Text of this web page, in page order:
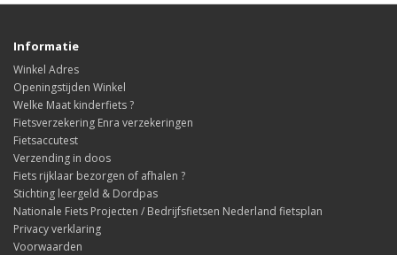
Informatie
Winkel Adres
Openingstijden Winkel
Welke Maat kinderfiets ?
Fietsverzekering Enra verzekeringen
Fietsaccutest
Verzending in doos
Fiets rijklaar bezorgen of afhalen ?
Stichting leergeld & Dordpas
Nationale Fiets Projecten / Bedrijfsfietsen Nederland fietsplan
Privacy verklaring
Voorwaarden